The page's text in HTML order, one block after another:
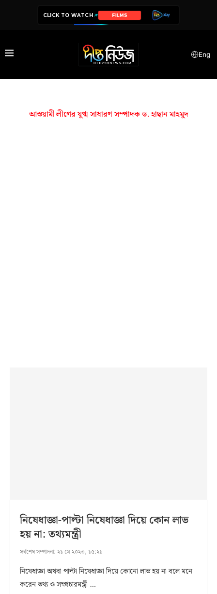
CLICK TO WATCH FILMS
Eng
আওয়ামী লীগের যুগ্ম সাধারণ সম্পাদক ড. হাছান মাহমুদ
নিষেধাজ্ঞা-পাল্টা নিষেধাজ্ঞা দিয়ে কোন লাভ
হয় না: তথ্যমন্ত্রী
সর্বশেষ সম্পাদনা: ২১ মে ২০২৩, ১৫:২১
নিষেধাজ্ঞা অথবা পাল্টা নিষেধাজ্ঞা দিয়ে কোনো লাভ হয় না বলে মনে
করেন তথ্য ও সম্প্রচারমন্ত্রী …